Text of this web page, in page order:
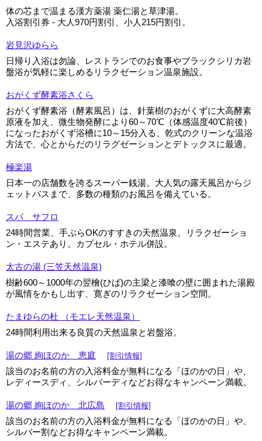
体の芯まで温まる漢方薬湯 薬仁湯と草津湯。
入浴割引券 - 大人970円割引、小人215円割引。
岩見沢ゆらら
日帰り入浴は勿論、レストランでのお食事やブラックシリカ岩
盤浴が気軽に楽しめるリラクゼーション温泉施設。
おがくず酵素浴さくら
おがくず酵素浴（酵素風呂）は、針葉樹のおがくずに大高酵素
原液を加え、微生物発酵により60～70℃（体感温度40℃前後）
になったおがくず浴槽に10～15分入る、乾式のクリーンな温浴
方法で、心とからだのリラグゼーションとデトックスに最適。
極楽湯
日本一の店舗数を誇るスーパー銭湯。大人気の露天風呂からジ
ェットバスまで、多数の種類のお風呂を備えている。
スパ サフロ
24時間営業、手ぶらOKのすすきの天然温泉。リラクゼーショ
ン・エステあり。カプセル・ホテル併設。
太古の湯 (三笠天然温泉)
樹齢600～1000年の翌檜(ひば)の主梁と漆喰の壁に囲まれた湯殿
が風情をかもし出す、寛ぎのリラクゼーション空間。
たまゆらの杜 （モエレ天然温泉）
24時間利用出来る良質の天然温泉と岩盤浴。
湯の郷 絢ほのか 恵庭 [割引情報]
該当のお名前の方の入浴料金が無料になる「ほのかの日」や、
レディースディ、シルバーディなどお得なキャンペーン満載。
湯の郷 絢ほのか 北広島 [割引情報]
該当のお名前の方の入浴料金が無料になる「ほのかの日」や、
シルバー割などお得なキャンペーン満載。